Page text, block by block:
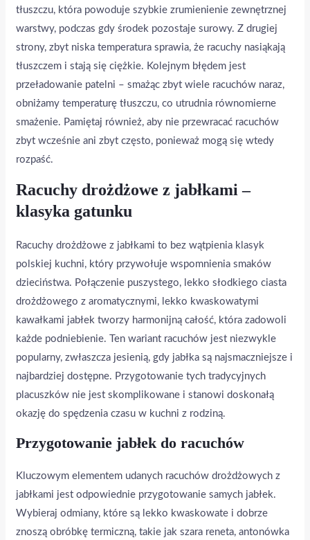
tłuszczu, która powoduje szybkie zrumienienie zewnętrznej
warstwy, podczas gdy środek pozostaje surowy. Z drugiej
strony, zbyt niska temperatura sprawia, że racuchy nasiąkają
tłuszczem i stają się ciężkie. Kolejnym błędem jest
przeładowanie patelni – smażąc zbyt wiele racuchów naraz,
obniżamy temperaturę tłuszczu, co utrudnia równomierne
smażenie. Pamiętaj również, aby nie przewracać racuchów
zbyt wcześnie ani zbyt często, ponieważ mogą się wtedy
rozpaść.
Racuchy drożdżowe z jabłkami –
klasyka gatunku
Racuchy drożdżowe z jabłkami to bez wątpienia klasyk
polskiej kuchni, który przywołuje wspomnienia smaków
dzieciństwa. Połączenie puszystego, lekko słodkiego ciasta
drożdżowego z aromatycznymi, lekko kwaskowatymi
kawałkami jabłek tworzy harmonijną całość, która zadowoli
każde podniebienie. Ten wariant racuchów jest niezwykle
popularny, zwłaszcza jesienią, gdy jabłka są najsmaczniejsze i
najbardziej dostępne. Przygotowanie tych tradycyjnych
placuszków nie jest skomplikowane i stanowi doskonałą
okazję do spędzenia czasu w kuchni z rodziną.
Przygotowanie jabłek do racuchów
Kluczowym elementem udanych racuchów drożdżowych z
jabłkami jest odpowiednie przygotowanie samych jabłek.
Wybieraj odmiany, które są lekko kwaskowate i dobrze
znoszą obróbkę termiczną, takie jak szara reneta, antonówka